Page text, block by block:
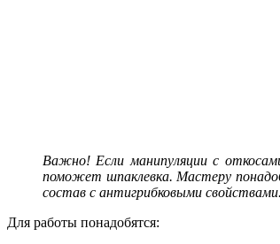
Важно! Если манипуляции с
поможет шпаклевка. Мастеру
состав с антигрибковыми свойствами.
Для работы понадобятся: